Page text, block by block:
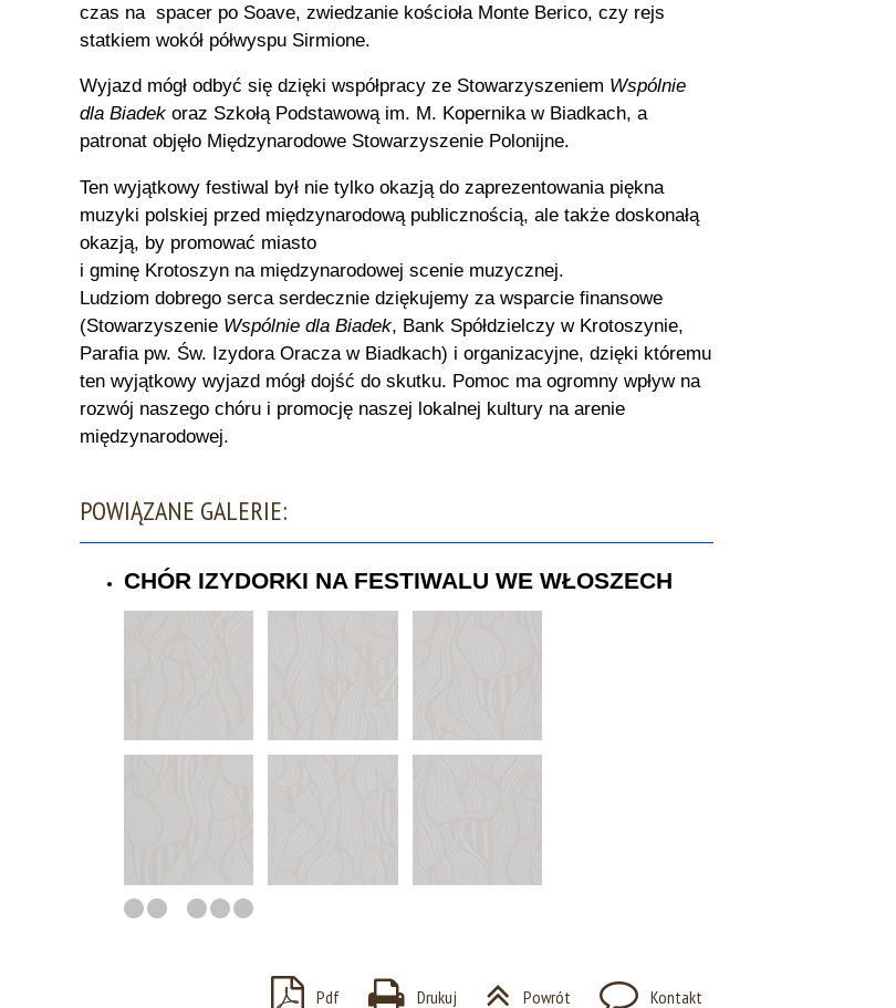
czas na spacer po Soave, zwiedzanie kościoła Monte Berico, czy rejs
statkiem wokół półwyspu Sirmione.
Wyjazd mógł odbyć się dzięki współpracy ze Stowarzyszeniem Wspólnie
dla Biadek oraz Szkołą Podstawową im. M. Kopernika w Biadkach, a
patronat objęło Międzynarodowe Stowarzyszenie Polonijne.
Ten wyjątkowy festiwal był nie tylko okazją do zaprezentowania piękna
muzyki polskiej przed międzynarodową publicznością, ale także doskonałą
okazją, by promować miasto
i gminę Krotoszyn na międzynarodowej scenie muzycznej.
Ludziom dobrego serca serdecznie dziękujemy za wsparcie finansowe
(Stowarzyszenie Wspólnie dla Biadek, Bank Spółdzielczy w Krotoszynie,
Parafia pw. Św. Izydora Oracza w Biadkach) i organizacyjne, dzięki któremu
ten wyjątkowy wyjazd mógł dojść do skutku. Pomoc ma ogromny wpływ na
rozwój naszego chóru i promocję naszej lokalnej kultury na arenie
międzynarodowej.
POWIĄZANE GALERIE:
CHÓR IZYDORKI NA FESTIWALU WE WŁOSZECH
Pdf Drukuj Powrót Kontakt